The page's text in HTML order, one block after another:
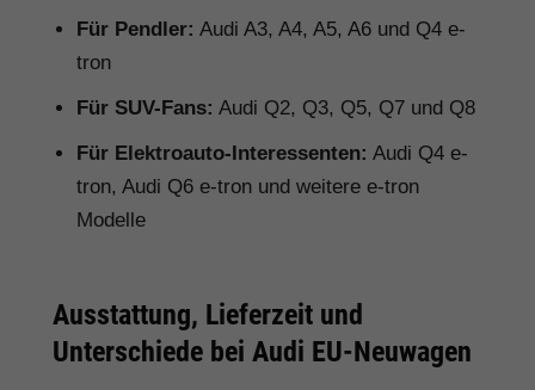
Für Pendler: Audi A3, A4, A5, A6 und Q4 e-
tron
Für SUV-Fans: Audi Q2, Q3, Q5, Q7 und Q8
Für Elektroauto-Interessenten: Audi Q4 e-
tron, Audi Q6 e-tron und weitere e-tron
Modelle
Ausstattung, Lieferzeit und
Unterschiede bei Audi EU-Neuwagen